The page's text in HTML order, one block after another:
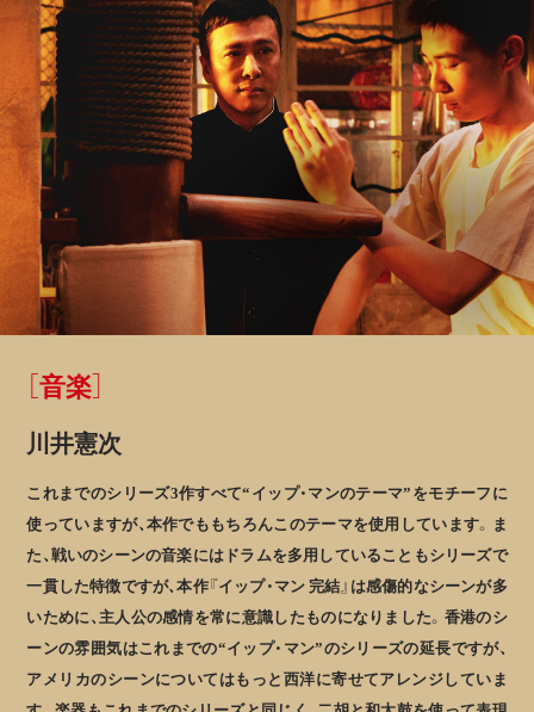
［音楽］
川井憲次
これまでのシリーズ3作すべて“イップ・マンのテーマ”をモチーフに
使っていますが、本作でももちろんこのテーマを使用しています。ま
た、戦いのシーンの音楽にはドラムを多用していることもシリーズで
一貫した特徴ですが、本作『イップ・マン 完結』は感傷的なシーンが多
いために、主人公の感情を常に意識したものになりました。香港のシ
ーンの雰囲気はこれまでの“イップ・マン”のシリーズの延長ですが、
アメリカのシーンについてはもっと西洋に寄せてアレンジしていま